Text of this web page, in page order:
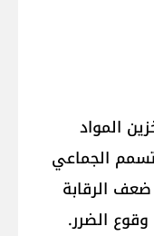
المواد
الجماعي
الرقابة
وقوع الضرر.